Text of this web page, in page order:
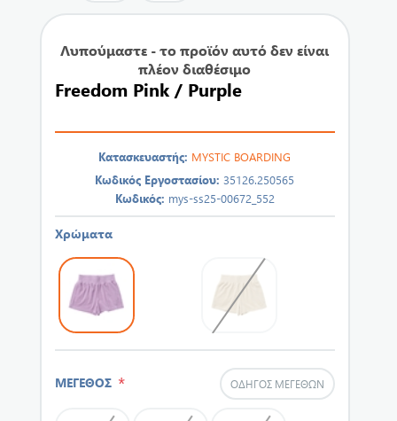
Λυπούμαστε - το προϊόν αυτό δεν είναι
πλέον διαθέσιμο
Freedom Pink / Purple
Κατασκευαστής: MYSTIC BOARDING
Κωδικός Εργοστασίου: 35126.250565
Κωδικός: mys-ss25-00672_552
Χρώματα
ΜΕΓΕΘΟΣ * ΟΔΗΓΌΣ ΜΕΓΕΘΏΝ